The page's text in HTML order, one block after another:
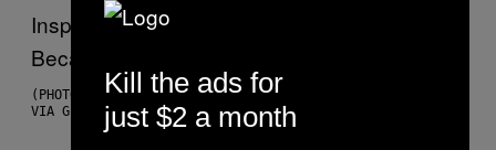
(PHOTO BY CHRISTOPHER POLK/NBCU PHOTO BANK/NBCUNIVERSAL
VIA GETTY IMAGES)
Kill the ads for
just $2 a month